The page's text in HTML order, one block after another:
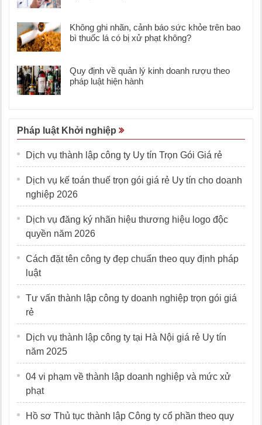
Không ghi nhãn, cảnh báo sức khỏe trên bao
bì thuốc lá có bị xử phạt không?
Quy định về quản lý kinh doanh rượu theo
pháp luật hiện hành
Pháp luật Khởi nghiệp
Dịch vụ thành lập công ty Uy tín Trọn Gói Giá rẻ
Dịch vụ kế toán thuế trọn gói giá rẻ Uy tín cho doanh
nghiệp 2026
Dịch vụ đăng ký nhãn hiệu thương hiệu logo độc
quyền năm 2026
Cách đặt tên công ty đẹp chuẩn theo quy định pháp
luật
Tư vấn thành lập công ty doanh nghiệp trọn gói giá
rẻ
Dịch vụ thành lập công ty tại Hà Nội giá rẻ Uy tín
năm 2025
04 vi phạm về thành lập doanh nghiệp và mức xử
phạt
Hồ sơ Thủ tục thành lập Công ty cổ phần theo quy